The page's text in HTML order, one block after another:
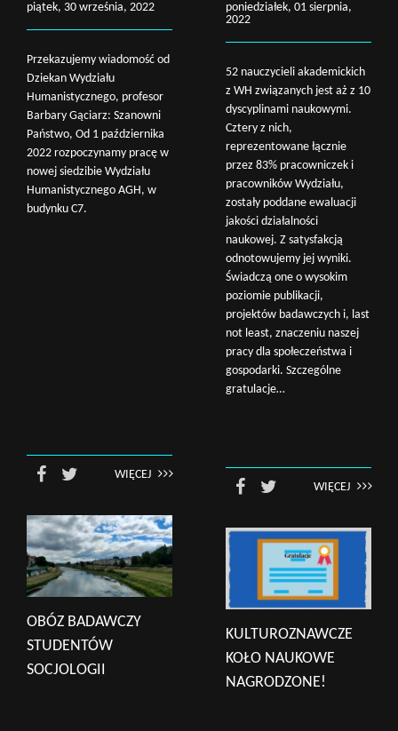
piątek, 30 września, 2022
Przekazujemy wiadomość od
Dziekan Wydziału
Humanistycznego, profesor
Barbary Gąciarz: Szanowni
Państwo, Od 1 października
2022 rozpoczynamy pracę w
nowej siedzibie Wydziału
Humanistycznego AGH, w
budynku C7.
WIĘCEJ
poniedziałek, 01 sierpnia,
2022
52 nauczycieli akademickich
z WH związanych jest aż z 10
dyscyplinami naukowymi.
Cztery z nich,
reprezentowane łącznie
przez 83% pracowniczek i
pracowników Wydziału,
zostały poddane ewaluacji
jakości działalności
naukowej. Z satysfakcją
odnotowujemy jej wyniki.
Świadczą one o wysokim
poziomie publikacji,
projektów badawczych i, last
not least, znaczeniu naszej
pracy dla społeczeństwa i
gospodarki. Szczególne
gratulacje…
WIĘCEJ
OBÓZ BADAWCZY
STUDENTÓW
SOCJOLOGII
KULTUROZNAWCZE
KOŁO NAUKOWE
NAGRODZONE!